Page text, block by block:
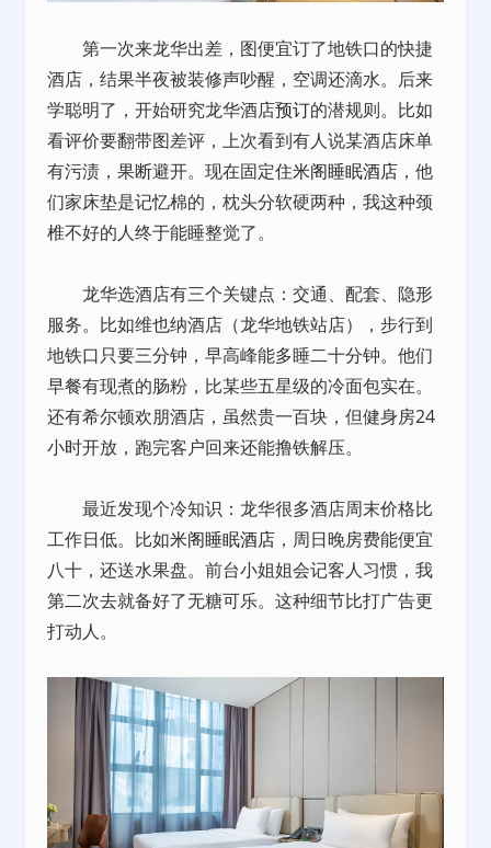
第一次来龙华出差，图便宜订了地铁口的快捷
酒店，结果半夜被装修声吵醒，空调还滴水。后来
学聪明了，开始研究龙华酒店预订的潜规则。比如
看评价要翻带图差评，上次看到有人说某酒店床单
有污渍，果断避开。现在固定住米阁睡眠酒店 ，他
们家床垫是记忆棉的，枕头分软硬两种，我这种颈
椎不好的人终于能睡整觉了。
龙华选酒店有三个关键点：交通、配套、隐形
服务。比如维也纳酒店（龙华地铁站店），步行到
地铁口只要三分钟，早高峰能多睡二十分钟。他们
早餐有现煮的肠粉，比某些五星级的冷面包实在。
还有希尔顿欢朋酒店，虽然贵一百块，但健身房24
小时开放，跑完客户回来还能撸铁解压。
最近发现个冷知识：龙华很多酒店周末价格比
工作日低。比如米阁睡眠酒店 ，周日晚房费能便宜
八十，还送水果盘。前台小姐姐会记客人习惯，我
第二次去就备好了无糖可乐。这种细节比打广告更
打动人。